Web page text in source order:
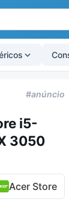
#anúncio
i5-
3050
Acer Store